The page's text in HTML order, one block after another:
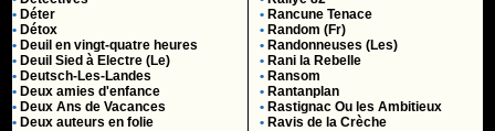
• Déter
• Détox
• Deuil en vingt-quatre heures
• Deuil Sied à Electre (Le)
• Deutsch-Les-Landes
• Deux amies d'enfance
• Deux Ans de Vacances
• Deux auteurs en folie
• Rancune Tenace
• Random (Fr)
• Randonneuses (Les)
• Rani la Rebelle
• Ransom
• Rantanplan
• Rastignac Ou les Ambitieux
• Ravis de la Crèche